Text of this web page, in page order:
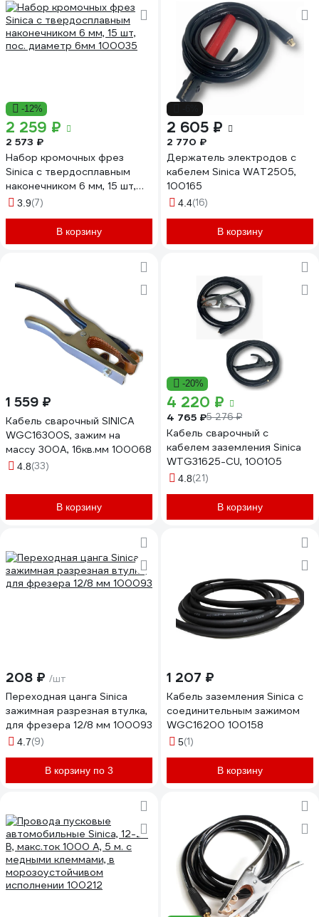
-12%
2 259 ₽
2 573 ₽
Набор кромочных фрез
Sinica с твердосплавным
наконечником 6 мм, 15 шт,
пос. диаметр 6мм 100035
3.9(7)
В корзину
2 605 ₽
2 770 ₽
Держатель электродов с
кабелем Sinica WAT2505,
100165
4.4(16)
В корзину
1 559 ₽
Кабель сварочный SINICA
WGC16300S, зажим на
массу 300А, 16кв.мм 100068
4.8(33)
В корзину
-20%
4 220 ₽
4 765 ₽5 276 ₽
Кабель сварочный с
кабелем заземления Sinica
WTG31625-CU, 100105
4.8(21)
В корзину
208 ₽ /шт
Переходная цанга Sinica
зажимная разрезная втулка,
для фрезера 12/8 мм 100093
4.7(9)
В корзину по 3
1 207 ₽
Кабель заземления Sinica с
соединительным зажимом
WGC16200 100158
5(1)
В корзину